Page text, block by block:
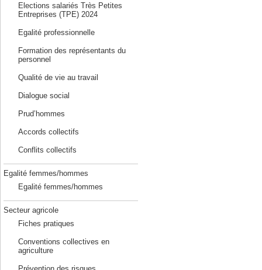
Elections salariés Très Petites
Entreprises (TPE) 2024
Egalité professionnelle
Formation des représentants du
personnel
Qualité de vie au travail
Dialogue social
Prud’hommes
Accords collectifs
Conflits collectifs
Egalité femmes/hommes
Egalité femmes/hommes
Secteur agricole
Fiches pratiques
Conventions collectives en
agriculture